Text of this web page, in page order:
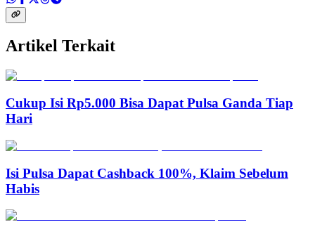
Artikel Terkait
Cukup Isi Rp5.000 Bisa Dapat Pulsa Ganda Tiap
Hari
Isi Pulsa Dapat Cashback 100%, Klaim Sebelum
Habis